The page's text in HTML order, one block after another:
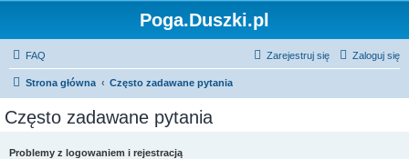
Poga.Duszki.pl
FAQ Zaloguj się
Zarejestruj się
Strona główna Często zadawane pytania
Często zadawane pytania
Problemy z logowaniem i rejestracją